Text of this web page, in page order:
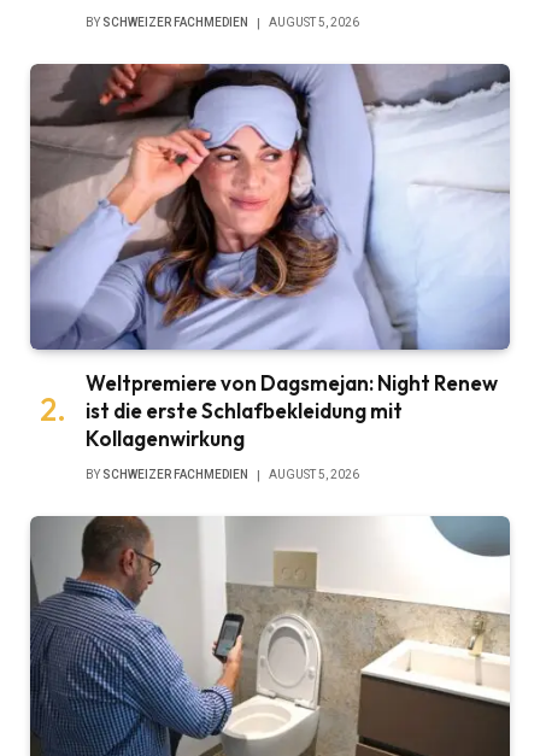
BY SCHWEIZER FACHMEDIEN AUGUST 5, 2026
Weltpremiere von Dagsmejan: Night Renew
ist die erste Schlafbekleidung mit
Kollagenwirkung
BY SCHWEIZER FACHMEDIEN AUGUST 5, 2026